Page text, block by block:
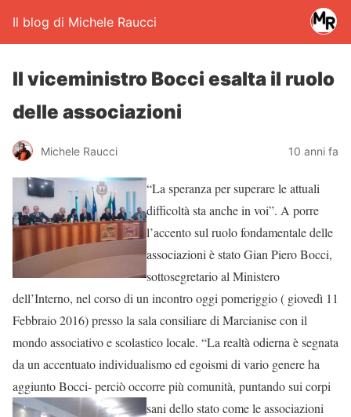
Il blog di Michele Raucci
Il viceministro Bocci esalta il ruolo
delle associazioni
Michele Raucci 10 anni fa
“La speranza per superare le attuali
difficoltà sta anche in voi”. A porre
l’accento sul ruolo fondamentale delle
associazioni è stato Gian Piero Bocci,
sottosegretario al Ministero
dell’Interno, nel corso di un incontro oggi pomeriggio ( giovedì 11
Febbraio 2016) presso la sala consiliare di Marcianise con il
mondo associativo e scolastico locale. “La realtà odierna è segnata
da un accentuato individualismo ed egoismi di vario genere ha
aggiunto Bocci- perciò occorre più comunità, puntando sui corpi
sani dello stato come le associazioni